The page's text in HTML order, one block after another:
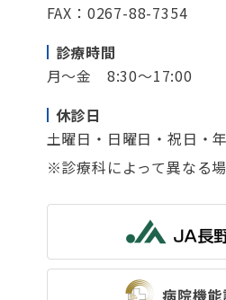
FAX：0267-88-7354
診療時間
月～金 8:30～17:00
休診日
土曜日・日曜日・祝日・
※診療科によって異なる場